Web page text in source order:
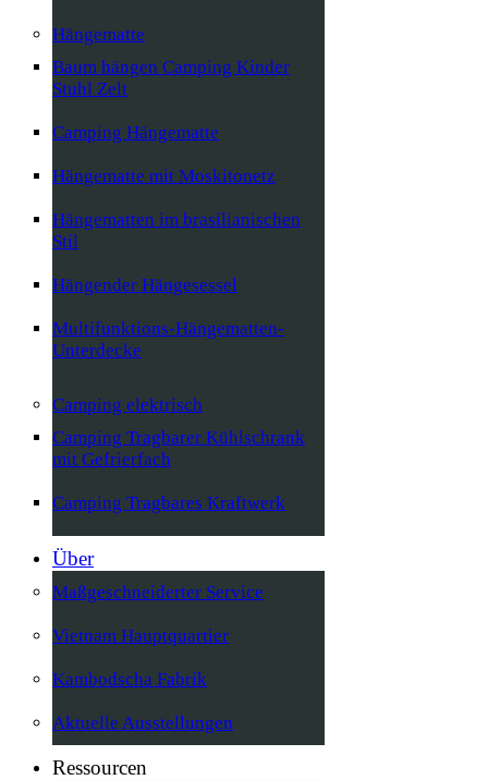
Hängematte
Baum hängen Camping Kinder
Stuhl Zelt
Camping Hängematte
Hängematte mit Moskitonetz
Hängematten im brasilianischen
Stil
Hängender Hängesessel
Multifunktions-Hängematten-
Unterdecke
Camping elektrisch
Camping Tragbarer Kühlschrank
mit Gefrierfach
Camping Tragbares Kraftwerk
Über
Maßgeschneiderter Service
Vietnam Hauptquartier
Kambodscha Fabrik
Aktuelle Ausstellungen
Ressourcen